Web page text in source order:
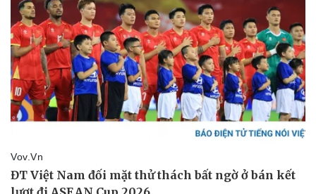
Thể thao
Thế giới thể thao
eSports
Hậu trường
Ô tô - Xe máy